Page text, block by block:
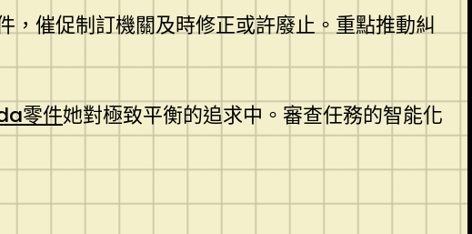
，催促制訂機關及時修正或許廢止。重點推動糾
零件她對極致平衡的追求中。審查任務的智能化